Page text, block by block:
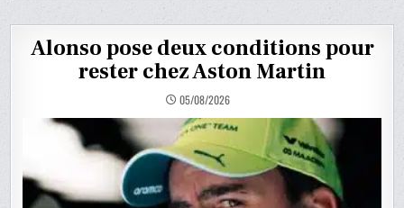
Alonso pose deux conditions pour
rester chez Aston Martin
05/08/2026